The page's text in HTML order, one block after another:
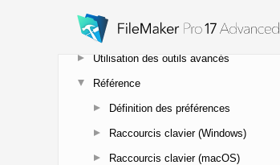
Accès aux sources de données externes
Utilisation des outils avancés
Référence
Définition des préférences
Raccourcis clavier (Windows)
Raccourcis clavier (macOS)